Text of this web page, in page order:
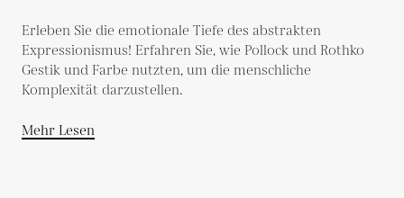
Erleben Sie die emotionale Tiefe des abstrakten
Expressionismus! Erfahren Sie, wie Pollock und Rothko
Gestik und Farbe nutzten, um die menschliche
Komplexität darzustellen.
Mehr Lesen